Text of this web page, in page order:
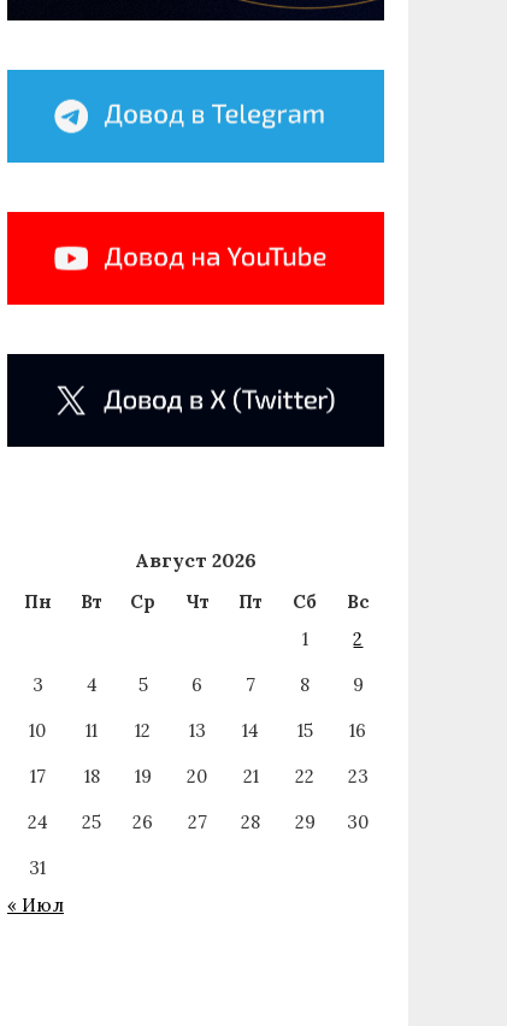
Август 2026
Пн Вт Ср Чт Пт Сб
Вс
1
2
3
4 5 6 7 8
9
10
11 12 13 14 15
16
17
18 19 20 21 22
23
24
25 26 27 28 29
30
31
« Июл